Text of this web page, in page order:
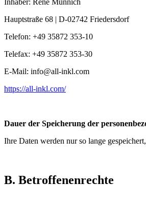
Inhaber: René Münnich
Hauptstraße 68 | D-02742 Friedersdorf
Telefon: +49 35872 353-10
Telefax: +49 35872 353-30
E-Mail: info@all-inkl.com
https://all-inkl.com/
Dauer der Speicherung der
Ihre Daten werden nur so lange
B. Betroffenenrechte